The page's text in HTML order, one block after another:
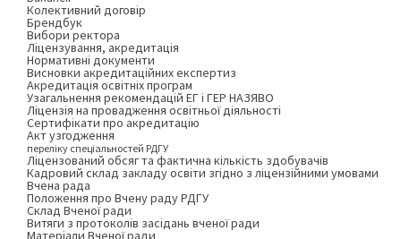
Колективний договір
Брендбук
Вибори ректора
Ліцензування, акредитація
Нормативні документи
Висновки акредитаційних експертиз
Акредитація освітніх програм
Узагальнення рекомендацій ЕГ і ГЕР НАЗЯВО
Ліцензія на провадження освітньої діяльності
Сертифікати про акредитацію
Акт узгодження
переліку спеціальностей РДГУ
Ліцензований обсяг та фактична кількість здобувачів
Кадровий склад закладу освіти згідно з ліцензійними умовами
Вчена рада
Положення про Вчену раду РДГУ
Склад Вченої ради
Витяги з протоколів засідань вченої ради
Матеріали Вченої ради